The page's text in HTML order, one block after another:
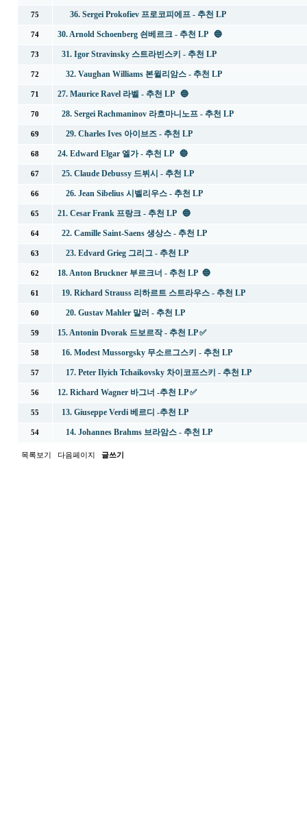
75 36. Sergei Prokofiev 프로코피에프 - 추천 LP
74 30. Arnold Schoenberg 쇤베르크 - 추천 LP 🔵
73 31. Igor Stravinsky 스트라빈스키 - 추천 LP
72 32. Vaughan Williams 본윌리암스 - 추천 LP
71 27. Maurice Ravel 라벨 - 추천 LP 🔵
70 28. Sergei Rachmaninov 라흐마니노프 - 추천 LP
69 29. Charles Ives 아이브즈 - 추천 LP
68 24. Edward Elgar 엘가 - 추천 LP 🔵
67 25. Claude Debussy 드뷔시 - 추천 LP
66 26. Jean Sibelius 시벨리우스 - 추천 LP
65 21. Cesar Frank 프랑크 - 추천 LP 🔵
64 22. Camille Saint-Saens 생상스 - 추천 LP
63 23. Edvard Grieg 그리그 - 추천 LP
62 18. Anton Bruckner 부르크너 - 추천 LP 🔵
61 19. Richard Strauss 리하르트 스트라우스 - 추천 LP
60 20. Gustav Mahler 말러 - 추천 LP
59 15. Antonin Dvorak 드보르작 - 추천 LP ✅
58 16. Modest Mussorgsky 무소르그스키 - 추천 LP
57 17. Peter Ilyich Tchaikovsky 차이코프스키 - 추천 LP
56 12. Richard Wagner 바그너 -추천 LP ✅
55 13. Giuseppe Verdi 베르디 -추천 LP
54 14. Johannes Brahms 브라암스 - 추천 LP
목록보기 다음페이지 글쓰기